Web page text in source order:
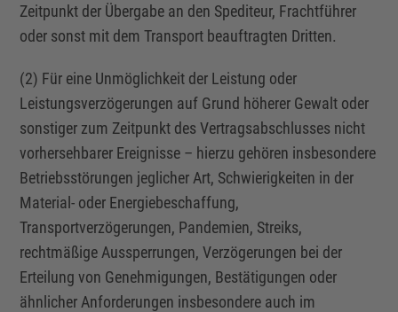
Zeitpunkt der Übergabe an den Spediteur, Frachtführer
oder sonst mit dem Transport beauftragten Dritten.
(2) Für eine Unmöglichkeit der Leistung oder
Leistungsverzögerungen auf Grund höherer Gewalt oder
sonstiger zum Zeitpunkt des Vertragsabschlusses nicht
vorhersehbarer Ereignisse – hierzu gehören insbesondere
Betriebsstörungen jeglicher Art, Schwierigkeiten in der
Material- oder Energiebeschaffung,
Transportverzögerungen, Pandemien, Streiks,
rechtmäßige Aussperrungen, Verzögerungen bei der
Erteilung von Genehmigungen, Bestätigungen oder
ähnlicher Anforderungen insbesondere auch im